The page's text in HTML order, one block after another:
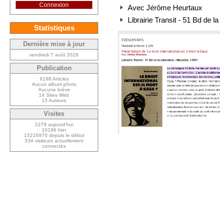
Avec Jérôme Heurtaux
Librairie Transit - 51 Bd de
Connexion
Statistiques
Dernière mise à jour
vendredi 7 août 2026
Publication
6198 Articles
Aucun album photo
Aucune brève
14 Sites Web
15 Auteurs
Visites
2279 aujourd’hui
10196 hier
15216970 depuis le début
334 visiteurs actuellement
connectés